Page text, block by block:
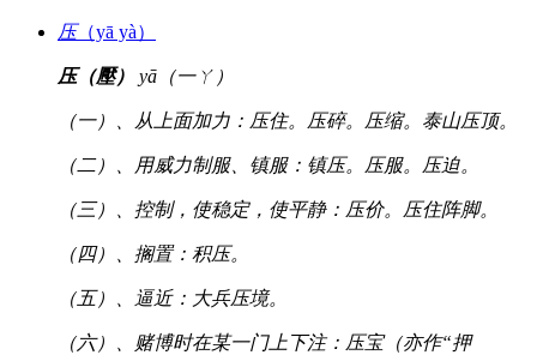
压（yā yà）
压（壓） yā（一ㄚ）
（一）、从上面加力：压住。压碎。压缩。泰山压顶。
（二）、用威力制服、镇服：镇压。压服。压迫。
（三）、控制，使稳定，使平静：压价。压住阵脚。
（四）、搁置：积压。
（五）、逼近：大兵压境。
（六）、赌博时在某一门上下注：压宝（亦作“押